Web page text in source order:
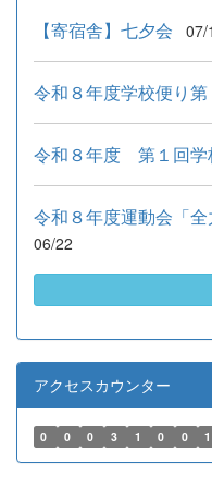
【寄宿舎】七夕会 07/
令和８年度学校便り
令和８年度 第１回学
06/22
アクセスカウンター
0 0 0 3 1 0 0 1